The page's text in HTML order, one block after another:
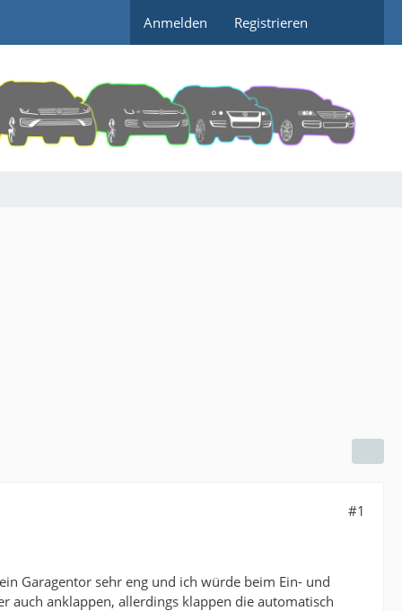
Anmelden Registrieren
#1
Garagentor sehr eng und ich würde beim Ein- und
auch anklappen, allerdings klappen die automatisch